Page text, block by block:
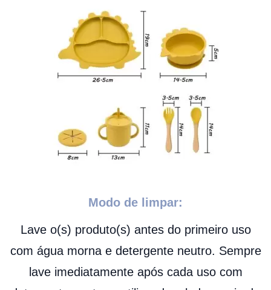
Modo de limpar:
Lave o(s) produto(s) antes do primeiro uso
com água morna e detergente neutro. Sempre
lave imediatamente após cada uso com